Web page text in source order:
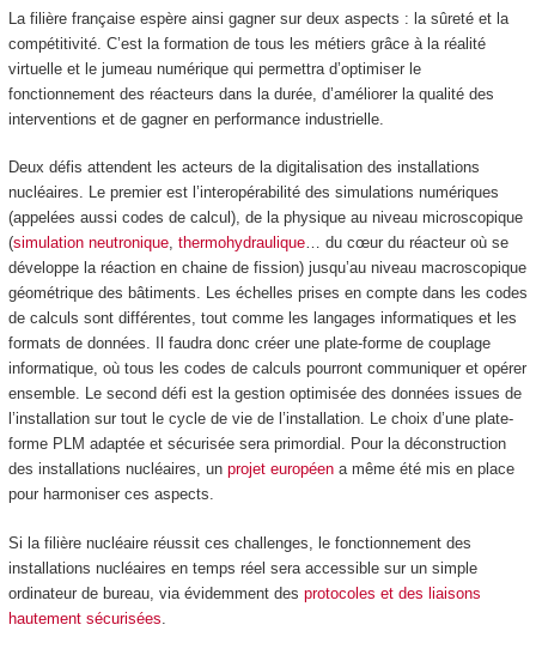
La filière française espère ainsi gagner sur deux aspects : la sûreté et la
compétitivité. C’est la formation de tous les métiers grâce à la réalité
virtuelle et le jumeau numérique qui permettra d’optimiser le
fonctionnement des réacteurs dans la durée, d’améliorer la qualité des
interventions et de gagner en performance industrielle.
Deux défis attendent les acteurs de la digitalisation des installations
nucléaires. Le premier est l’interopérabilité des simulations numériques
(appelées aussi codes de calcul), de la physique au niveau microscopique
(simulation neutronique, thermohydraulique… du cœur du réacteur où se
développe la réaction en chaine de fission) jusqu’au niveau macroscopique
géométrique des bâtiments. Les échelles prises en compte dans les codes
de calculs sont différentes, tout comme les langages informatiques et les
formats de données. Il faudra donc créer une plate-forme de couplage
informatique, où tous les codes de calculs pourront communiquer et opérer
ensemble. Le second défi est la gestion optimisée des données issues de
l’installation sur tout le cycle de vie de l’installation. Le choix d’une plate-
forme PLM adaptée et sécurisée sera primordial. Pour la déconstruction
des installations nucléaires, un projet européena même été mis en place
pour harmoniser ces aspects.
Si la filière nucléaire réussit ces challenges, le fonctionnement des
installations nucléaires en temps réel sera accessible sur un simple
ordinateur de bureau, via évidemment des protocoles et des liaisons
hautement sécurisées